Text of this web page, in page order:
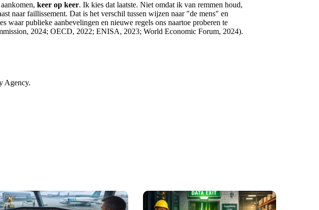
keer op keer. Ik kies dat laatste. Niet omdat ik van remmen houd,
naar faillissement. Dat is het verschil tussen wijzen naar "de mens" en
waar publieke aanbevelingen en nieuwe regels ons naartoe proberen te
2024; OECD, 2022; ENISA, 2023; World Economic Forum, 2024).
Agency.